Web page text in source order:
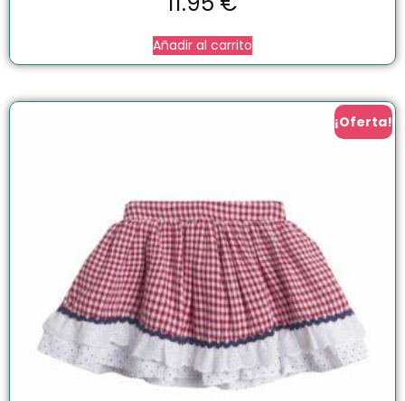
Añadir al carrito
¡Oferta!